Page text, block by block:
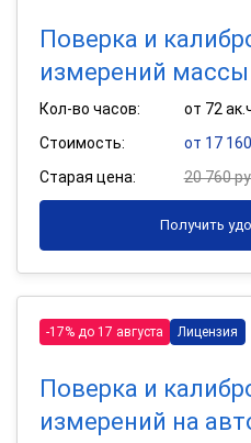
Поверка и
измерений
Кол-во часов:
от 72
Стоимость:
от 17 160
Старая цена:
20 760
Получить
-17% до 17 августа Лицензия
Поверка и
измерений на